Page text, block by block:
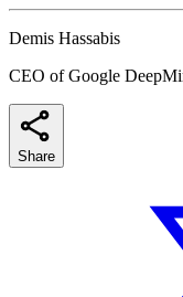
Demis Hassabis
CEO of Google
Share